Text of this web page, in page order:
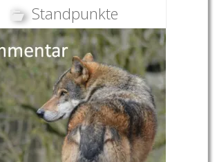
Standpunkte